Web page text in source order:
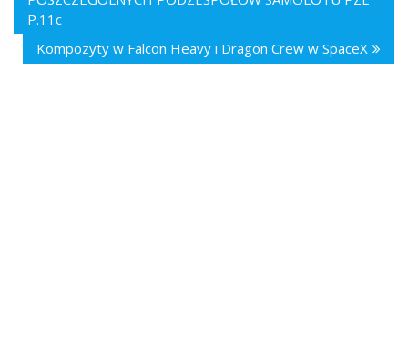
P.11c
Kompozyty w Falcon Heavy i Dragon Crew w SpaceX